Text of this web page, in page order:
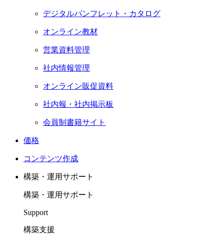
デジタルパンフレット・カタログ
オンライン教材
営業資料管理
社内情報管理
オンライン販促資料
社内報・社内掲示板
会員制書籍サイト
価格
コンテンツ作成
構築・運用サポート
構築・運用サポート
Support
構築支援